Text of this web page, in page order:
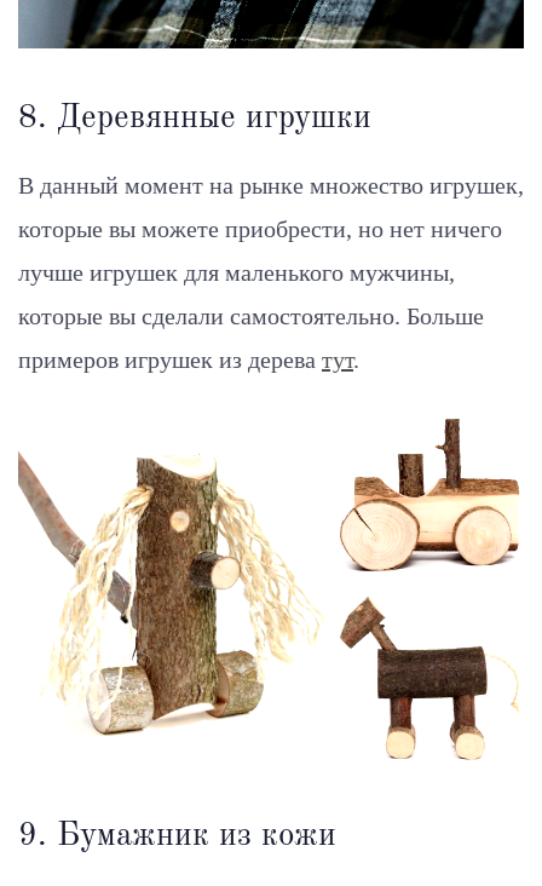
8. Деревянные игрушки
В данный момент на рынке множество игрушек,
которые вы можете приобрести, но нет ничего
лучше игрушек для маленького мужчины,
которые вы сделали самостоятельно. Больше
примеров игрушек из дерева тут.
9. Бумажник из кожи